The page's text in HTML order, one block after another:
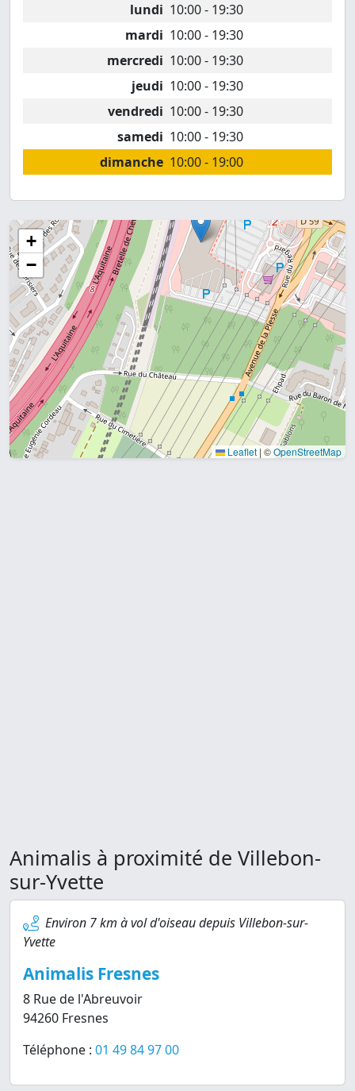
lundi 10:00 - 19:30
mardi 10:00 - 19:30
mercredi 10:00 - 19:30
jeudi 10:00 - 19:30
vendredi 10:00 - 19:30
samedi 10:00 - 19:30
dimanche 10:00 - 19:00
+
−
Leaflet | ©OpenStreetMap
Animalis à proximité de Villebon-
sur-Yvette
Environ 7 km à vol d'oiseau depuis Villebon-sur-
Yvette
Animalis Fresnes
8 Rue de l'Abreuvoir
94260 Fresnes
Téléphone : 01 49 84 97 00